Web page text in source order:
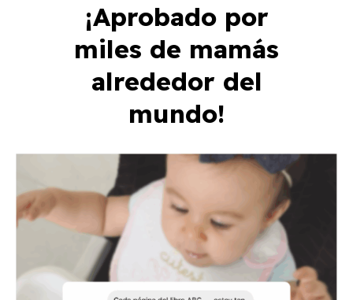
¡Aprobado por
miles de mamás
alrededor del
mundo!